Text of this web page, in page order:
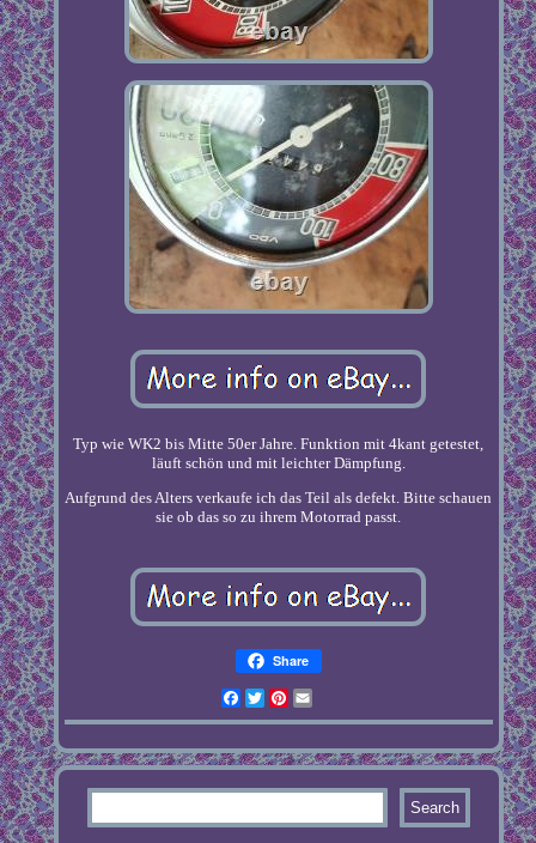
Typ wie WK2 bis Mitte 50er Jahre. Funktion mit 4kant getestet,
läuft schön und mit leichter Dämpfung.
Aufgrund des Alters verkaufe ich das Teil als defekt. Bitte schauen
sie ob das so zu ihrem Motorrad passt.
Share
Facebook
TwitterPinterest